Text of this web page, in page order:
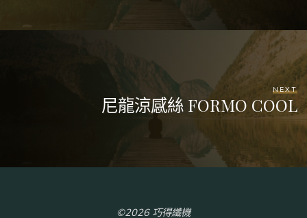
NEXT
尼龍涼感絲 FORMO COOL
©2026 巧得纖機